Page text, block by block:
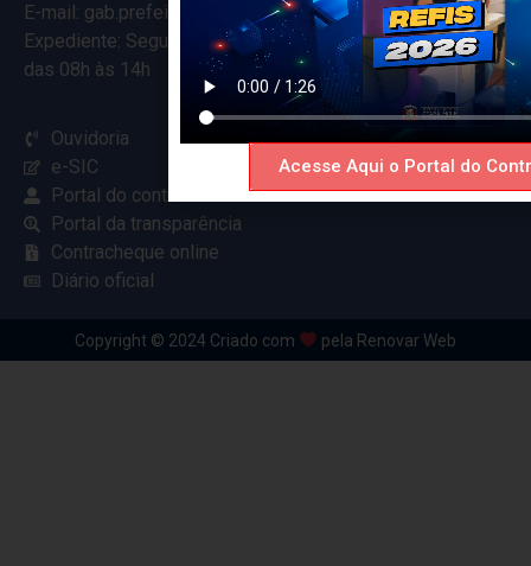
E-mail: gab.prefeitocearamirim@gmail.com
Expediente: Segunda à Sexta
das 08h às 14h
Ouvidoria
e-SIC
Portal do contribuinte
Portal da transparência
Contracheque online
Diário oficial
Copyright © 2024 Criado com pela Renovar Web
Acesse Aqui o Portal do